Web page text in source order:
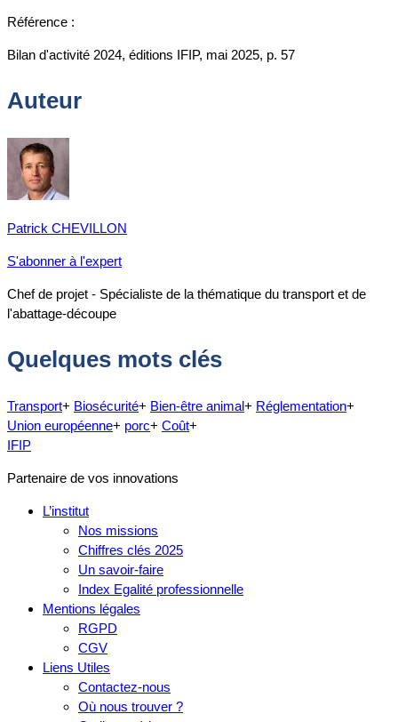
Référence :
Bilan d'activité 2024, éditions IFIP, mai 2025, p. 57
Auteur
Patrick CHEVILLON
S'abonner à l'expert
Chef de projet - Spécialiste de la thématique du transport et de
l'abattage-découpe
Quelques mots clés
Transport+ Biosécurité+ Bien-être animal+ Réglementation+
Union européenne+ porc+ Coût+
IFIP
Partenaire de vos innovations
L’institut
Nos missions
Chiffres clés 2025
Un savoir-faire
Index Egalité professionnelle
Mentions légales
RGPD
CGV
Liens Utiles
Contactez-nous
Où nous trouver ?